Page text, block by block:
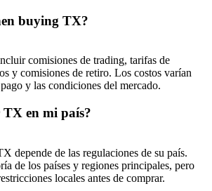
buying TX?
comisiones de trading, tarifas de
y comisiones de retiro. Los costos varían
y las condiciones del mercado.
en mi país?
depende de las regulaciones de su país.
de los países y regiones principales, pero
locales antes de comprar.